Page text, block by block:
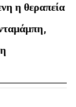
η θεραπεία